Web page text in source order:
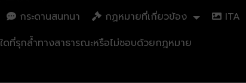
กระดานสนทนา กฏหมายที่เกี่ยวข้อง
ITA
ที่รุกล้ำทางสาธารณะหรือไม่ชอบด้วยกฎหมาย